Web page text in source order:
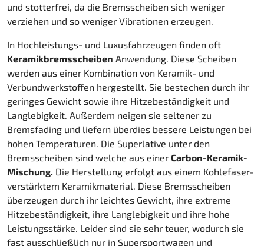
und stotterfrei, da die Bremsscheiben sich weniger
verziehen und so weniger Vibrationen erzeugen.
In Hochleistungs- und Luxusfahrzeugen finden oft
Keramikbremsscheiben Anwendung. Diese Scheiben
werden aus einer Kombination von Keramik- und
Verbundwerkstoffen hergestellt. Sie bestechen durch ihr
geringes Gewicht sowie ihre Hitzebeständigkeit und
Langlebigkeit. Außerdem neigen sie seltener zu
Bremsfading und liefern überdies bessere Leistungen bei
hohen Temperaturen. Die Superlative unter den
Bremsscheiben sind welche aus einer Carbon-Keramik-
Mischung. Die Herstellung erfolgt aus einem Kohlefaser-
verstärktem Keramikmaterial. Diese Bremsscheiben
überzeugen durch ihr leichtes Gewicht, ihre extreme
Hitzebeständigkeit, ihre Langlebigkeit und ihre hohe
Leistungsstärke. Leider sind sie sehr teuer, wodurch sie
fast ausschließlich nur in Supersportwagen und